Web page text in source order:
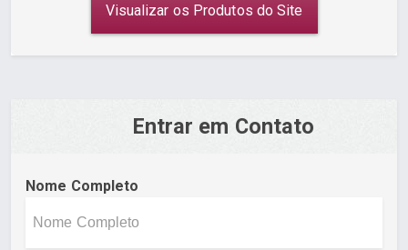
Visualizar os Produtos do Site
Entrar em Contato
Nome Completo